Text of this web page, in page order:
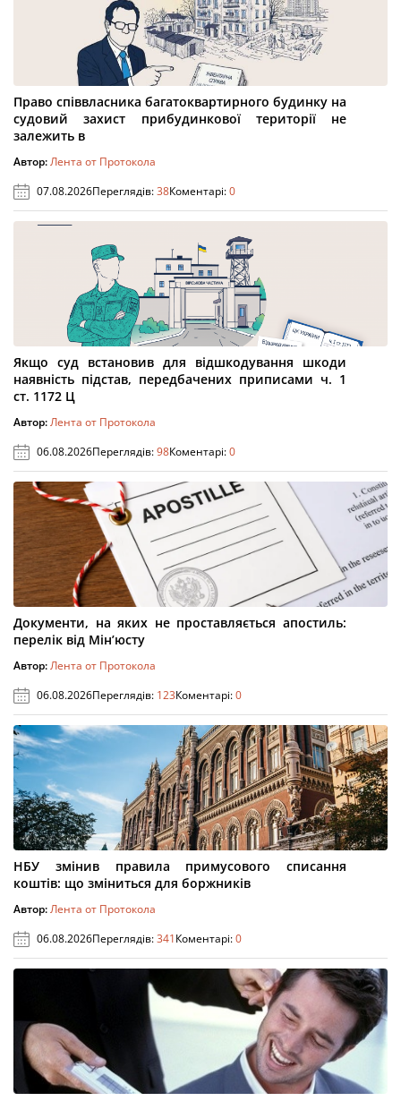
Право співвласника багатоквартирного будинку на
судовий захист прибудинкової території не
залежить в
Автор:Лента от Протокола
07.08.2026Переглядів:38Коментарі:0
Якщо суд встановив для відшкодування шкоди
наявність підстав, передбачених приписами ч. 1
ст. 1172 Ц
Автор:Лента от Протокола
06.08.2026Переглядів:98Коментарі:0
Документи, на яких не проставляється апостиль:
перелік від Мін’юсту
Автор:Лента от Протокола
06.08.2026Переглядів: 123Коментарі:0
НБУ змінив правила примусового списання
коштів: що зміниться для боржників
Автор:Лента от Протокола
06.08.2026Переглядів:341Коментарі:0